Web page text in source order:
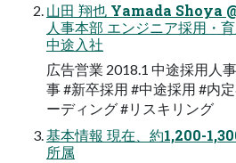
山田 翔也 Yamada Shoya
人事本部 エンジニア採用
中途入社
広告営業 2018.1 中途採用人
事 #新卒採用 #中途採用 #内
ーディング #リスキリング
基本情報 現在、約1,200-
所属